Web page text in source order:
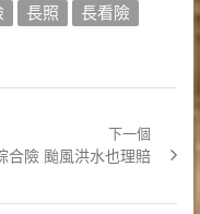
長照
長看險
下一個
合險 颱風洪水也理賠